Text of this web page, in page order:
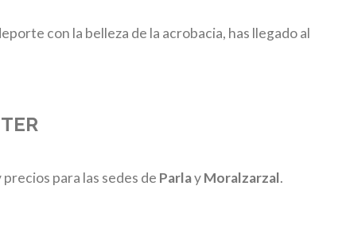
con la belleza de la acrobacia, has llegado al
para las sedes de ParlayMoralzarzal.